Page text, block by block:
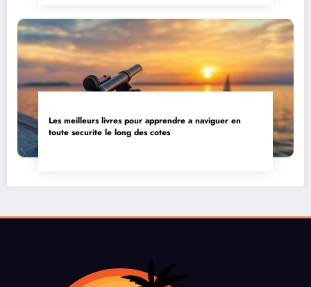
Les meilleurs livres pour apprendre a naviguer en
toute securite le long des cotes